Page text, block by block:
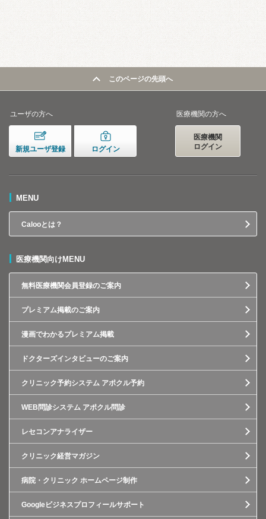
このページの先頭へ
ユーザの方へ
新規ユーザ登録 ログイン
医療機関の方へ
医療機関
ログイン
MENU
Calooとは？
医療機関向けMENU
無料医療機関会員登録のご案内
プレミアム掲載のご案内
漫画でわかるプレミアム掲載
ドクターズインタビューのご案内
クリニック予約システム アポクル予約
WEB問診システム アポクル問診
レセコンアナライザー
クリニック経営マガジン
病院・クリニック ホームページ制作
Googleビジネスプロフィールサポート